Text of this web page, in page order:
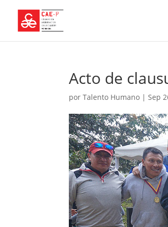
Acto de
porTalento Humano |Sep